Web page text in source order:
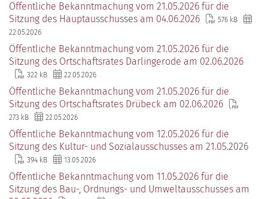
Öffentliche Bekanntmachung vom 21.05.2026 für die
Sitzung des Hauptausschusses am 04.06.2026
576 kB
22.05.2026
Öffentliche Bekanntmachung vom 21.05.2026 für die
Sitzung des Ortschaftsrates Darlingerode am 02.06.2026
322 kB 22.05.2026
Öffentliche Bekanntmachung vom 21.05.2026 für die
Sitzung des Ortschaftsrates Drübeck am 02.06.2026
273 kB 22.05.2026
Öffentliche Bekanntmachung vom 12.05.2026 für die
Sitzung des Kultur- und Sozialausschusses am 21.05.2026
394 kB 13.05.2026
Öffentliche Bekanntmachung vom 11.05.2026 für die
Sitzung des Bau-, Ordnungs- und Umweltausschusses am